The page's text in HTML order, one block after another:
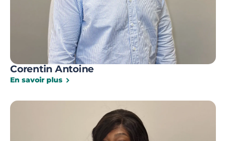
Corentin Antoine
En savoir plus